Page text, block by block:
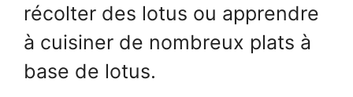
récolter des lotus ou apprendre
à cuisiner de nombreux plats à
base de lotus.